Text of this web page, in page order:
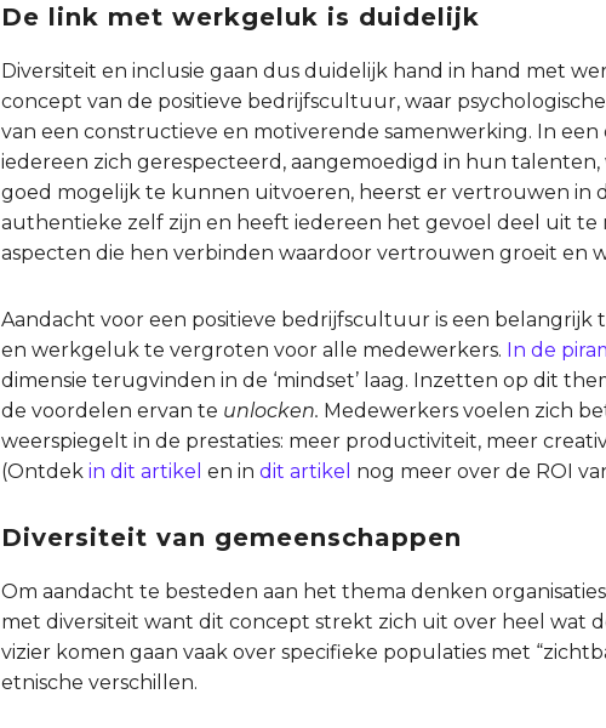
De link met werkgeluk is duidelijk
Diversiteit en inclusie gaan dus duidelijk hand in hand met
concept van de positieve bedrijfscultuur, waar
van een constructieve en motiverende samenwerking. In
iedereen zich gerespecteerd, aangemoedigd in hun
goed mogelijk te kunnen uitvoeren, heerst er vertrouwen in
authentieke zelf zijn en heeft iedereen het gevoel deel uit te
aspecten die hen verbinden waardoor vertrouwen groeit en
Aandacht voor een positieve bedrijfscultuur is een
en werkgeluk te vergroten voor alle medewerkers. In de
dimensie terugvinden in de ‘mindset’ laag. Inzetten op dit
de voordelen ervan te unlocken. Medewerkers voelen zich
weerspiegelt in de prestaties: meer productiviteit, meer
(Ontdek in dit artikel en in dit artikel nog meer over de ROI
Diversiteit van gemeenschappen
Om aandacht te besteden aan het thema denken
met diversiteit want dit concept strekt zich uit over heel wat
vizier komen gaan vaak over specifieke populaties met
etnische verschillen.